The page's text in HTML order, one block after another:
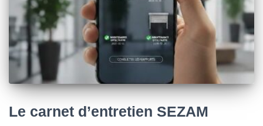
Le carnet d’entretien SEZAM